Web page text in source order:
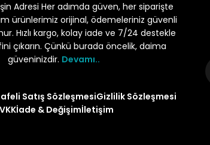
Adresi Her adımda güven, her siparişte
ürünlerimiz orijinal, ödemeleriniz güvenli
Hızlı kargo, kolay iade ve 7/24 destekle
çıkarın. Çünkü burada öncelik, daima
güveninizdir. Devamı..
Satış SözleşmesiGizlilik Sözleşmesi
İade & Değişimİletişim